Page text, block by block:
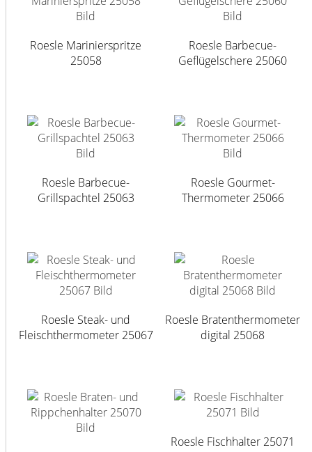
Roesle Marinierspritze
25058
Roesle Barbecue-
Geflügelschere 25060
Roesle Barbecue-
Grillspachtel 25063
Roesle Gourmet-
Thermometer 25066
Roesle Steak- und
Fleischthermometer 25067
Roesle Bratenthermometer
digital 25068
Roesle Fischhalter 25071